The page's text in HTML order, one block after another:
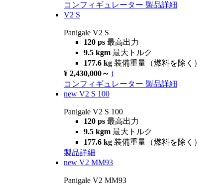
コンフィギュレーター 製品詳細
V2 S
Panigale V2 S
120 ps 最高出力
9.5 kgm 最大トルク
177.6 kg 装備重量（燃料を除く）
¥ 2,430,000～ i
コンフィギュレーター 製品詳細
new V2 S 100
Panigale V2 S 100
120 ps 最高出力
9.5 kgm 最大トルク
177.6 kg 装備重量（燃料を除く）
製品詳細
new V2 MM93
Panigale V2 MM93